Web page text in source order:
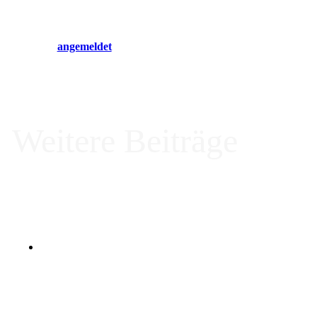
angemeldetsein, um einen Kommentar abzugeben.